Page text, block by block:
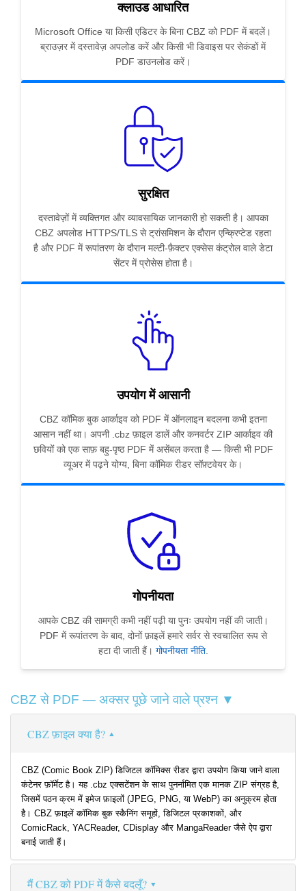
क्लाउड आधारित
Microsoft Office या किसी एडिटर के बिना CBZ को PDF में बदलें।
ब्राउज़र में दस्तावेज़ अपलोड करें और किसी भी डिवाइस पर सेकंडों में
PDF डाउनलोड करें।
सुरक्षित
दस्तावेज़ों में व्यक्तिगत और व्यावसायिक जानकारी हो सकती है। आपका
CBZ अपलोड HTTPS/TLS से ट्रांसमिशन के दौरान एन्क्रिप्टेड रहता
है और PDF में रूपांतरण के दौरान मल्टी-फ़ैक्टर एक्सेस कंट्रोल वाले डेटा
सेंटर में प्रोसेस होता है।
उपयोग में आसानी
CBZ कॉमिक बुक आर्काइव को PDF में ऑनलाइन बदलना कभी इतना
आसान नहीं था। अपनी .cbz फ़ाइल डालें और कनवर्टर ZIP आर्काइव की
छवियों को एक साफ़ बहु-पृष्ठ PDF में असेंबल करता है — किसी भी PDF
व्यूअर में पढ़ने योग्य, बिना कॉमिक रीडर सॉफ़्टवेयर के।
गोपनीयता
आपके CBZ की सामग्री कभी नहीं पढ़ी या पुनः उपयोग नहीं की जाती।
PDF में रूपांतरण के बाद, दोनों फ़ाइलें हमारे सर्वर से स्वचालित रूप से
हटा दी जाती हैं। गोपनीयता नीति.
CBZ से PDF — अक्सर पूछे जाने वाले प्रश्न ▼
CBZ फ़ाइल क्या है?
CBZ (Comic Book ZIP) डिजिटल कॉमिक्स रीडर द्वारा उपयोग किया जाने वाला
कंटेनर फ़ॉर्मेट है। यह .cbz एक्सटेंशन के साथ पुनर्नामित एक मानक ZIP संग्रह है,
जिसमें पठन क्रम में इमेज फ़ाइलों (JPEG, PNG, या WebP) का अनुक्रम होता
है। CBZ फ़ाइलें कॉमिक बुक स्कैनिंग समूहों, डिजिटल प्रकाशकों, और
ComicRack, YACReader, CDisplay और MangaReader जैसे ऐप द्वारा
बनाई जाती हैं।
मैं CBZ को PDF में कैसे बदलूँ?